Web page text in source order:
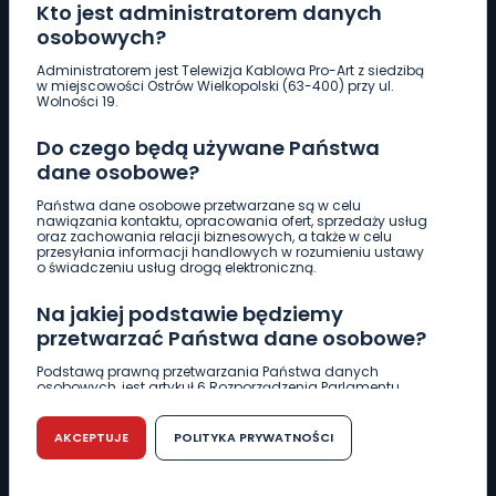
Kto jest administratorem danych
osobowych?
Administratorem jest Telewizja Kablowa Pro-Art z siedzibą
w miejscowości Ostrów Wielkopolski (63-400) przy ul.
Wolności 19.
Do czego będą używane Państwa
dane osobowe?
Państwa dane osobowe przetwarzane są w celu
nawiązania kontaktu, opracowania ofert, sprzedaży usług
oraz zachowania relacji biznesowych, a także w celu
przesyłania informacji handlowych w rozumieniu ustawy
o świadczeniu usług drogą elektroniczną.
Na jakiej podstawie będziemy
przetwarzać Państwa dane osobowe?
Podstawą prawną przetwarzania Państwa danych
osobowych, jest artykuł 6 Rozporządzenia Parlamentu
r. w sprawie ochrony osób fizycznych w związku z
przetwarzaniem danych osobowych w sprawie
swobodnego przepływu takich danych oraz uchylenia
dyrektywy 95/46/WE (RODO).
AKCEPTUJE POLITYKA PRYWATNOŚCI
Pobierz logotyp
LINIA INTERWENCYJNA
661 997 997
REDAKCJA
62 735 22 22redakcja@wlkp24.info
62 735 01 85 reklama@wlkp24.info
WIADOMOŚCI
CIEKAWOSTKI